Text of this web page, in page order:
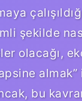
şekilde
olacağı,
bu